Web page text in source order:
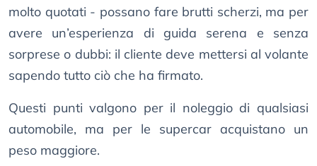
molto quotati - possano fare brutti scherzi, ma per
avere un’esperienza di guida serena e senza
sorprese o dubbi: il cliente deve mettersi al volante
sapendo tutto ciò che ha firmato.
Questi punti valgono per il noleggio di qualsiasi
automobile, ma per le supercar acquistano un
peso maggiore.